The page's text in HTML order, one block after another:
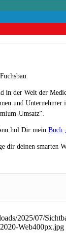
in der Welt der
und
Umsatz“.
hol Dir mein Buch
dir deinen smarten
2025/07/
Web400px.jpg